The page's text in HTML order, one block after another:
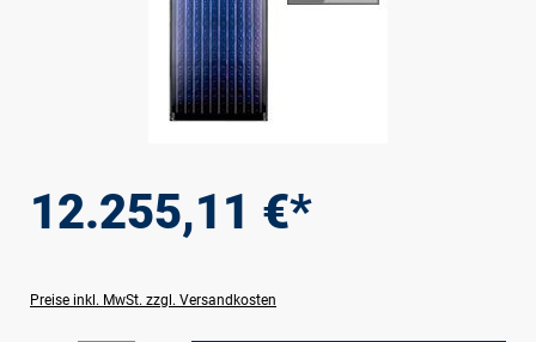
12.255,11 €*
Preise inkl. MwSt. zzgl. Versandkosten